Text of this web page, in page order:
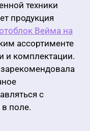
техники
продукция
Вейма на
ассортименте
и комплектации.
зарекомендовала
с
поле.